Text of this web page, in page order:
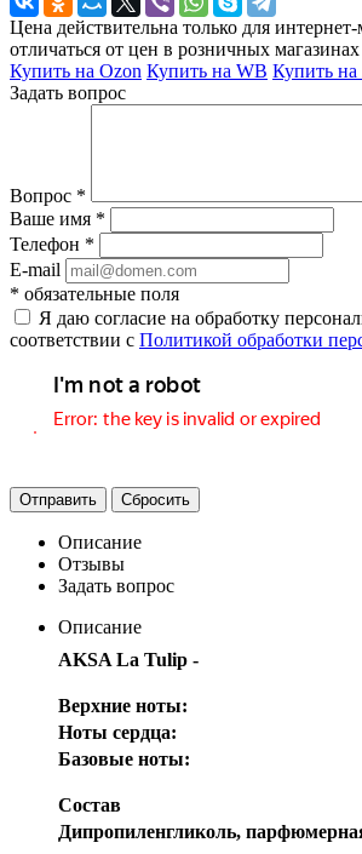
Цена действительна только для
отличаться от цен в розничных магазинах
Купить на Ozon Купить на WB Купить
Задать вопрос
Вопрос *
Ваше имя *
Телефон *
E-mail
* обязательные поля
Я даю согласие на обработку
соответствии с Политикой обработки
Отправить Сбросить
Описание
Отзывы
Задать вопрос
Описание
AKSA La Tulip -
Верхние ноты:
Ноты сердца:
Базовые ноты:
Состав
Дипропиленгликоль,